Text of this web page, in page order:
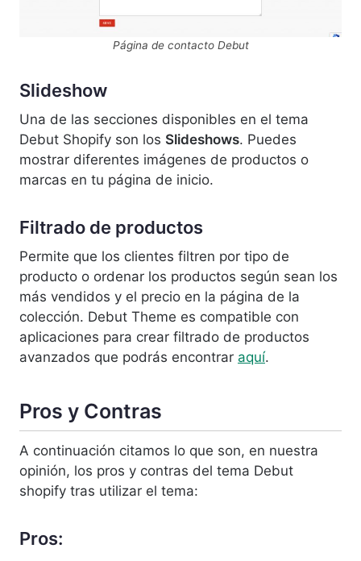
Página de contacto Debut
Slideshow
Una de las secciones disponibles en el tema
Debut Shopify son los Slideshows. Puedes
mostrar diferentes imágenes de productos o
marcas en tu página de inicio.
Filtrado de productos
Permite que los clientes filtren por tipo de
producto o ordenar los productos según sean los
más vendidos y el precio en la página de la
colección. Debut Theme es compatible con
aplicaciones para crear filtrado de productos
avanzados que podrás encontrar aquí.
Pros y Contras
A continuación citamos lo que son, en nuestra
opinión, los pros y contras del tema Debut
shopify tras utilizar el tema:
Pros: